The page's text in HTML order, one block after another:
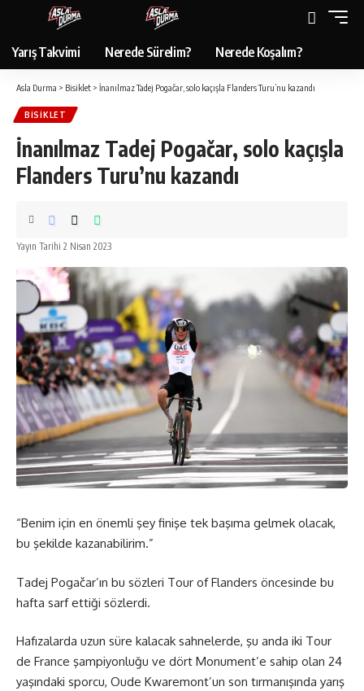
Yarış Takvimi Nerede Sürelim? Nerede Koşalım?
Asla Durma > Bisiklet > İnanılmaz Tadej Pogačar, solo kaçışla Flanders Turu’nu kazandı
BISIKLET
İnanılmaz Tadej Pogačar, solo kaçışla
Flanders Turu’nu kazandı
Yayın Tarihi 2 Nisan 2023
“Benim için en önemli şey finişe tek başıma gelmek olacak,
bu şekilde kazanabilirim.”
Tadej Pogačar’ın bu sözleri Tour of Flanders öncesinde bu
hafta sarf ettiği sözlerdi.
Hafızalarda uzun süre kalacak sahnelerde, şu anda iki Tour
de France şampiyonluğu ve dört Monument’e sahip olan 24
yaşındaki sporcu, Oude Kwaremont’un son tırmanışında yarış